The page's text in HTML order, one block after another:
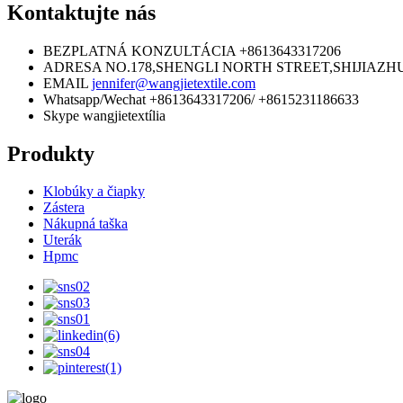
Kontaktujte nás
BEZPLATNÁ KONZULTÁCIA +8613643317206
ADRESA NO.178,SHENGLI NORTH
EMAIL jennifer@wangjietextile.com
Whatsapp/Wechat +8613643317206/ +8615231186633
Skype wangjietextília
Produkty
Klobúky a čiapky
Zástera
Nákupná taška
Uterák
Hpmc